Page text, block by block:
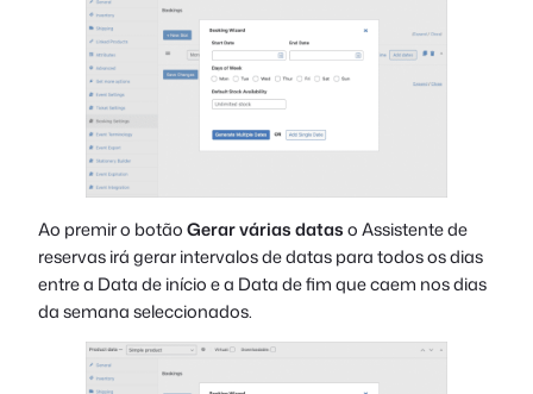
Ao premir o botãoGerar várias dataso Assistente de
reservas irá gerar intervalos de datas para todos os dias
entre a Data de início e a Data de fim que caem nos dias
da semana seleccionados.